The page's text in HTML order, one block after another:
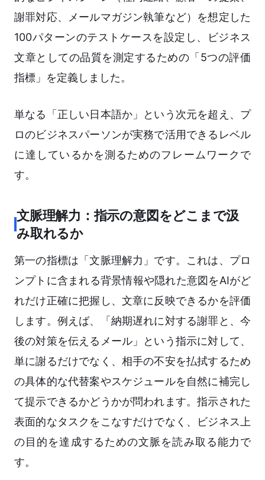
謝罪対応、メールマガジン執筆など）を想定した
100パターンのテストケースを設定し、ビジネス
文章としての品質を測定するための「5つの評価
指標」を定義しました。
単なる「正しい日本語か」という次元を超え、プ
ロのビジネスパーソンが実務で活用できるレベル
に達しているかを測るためのフレームワークで
す。
文脈理解力：指示の意図をどこまで汲
み取れるか
第一の指標は「文脈理解力」です。これは、プロ
ンプトに含まれる背景情報や隠れた意図をAIがど
れだけ正確に把握し、文章に反映できるかを評価
します。例えば、「納期遅れに対する謝罪と、今
後の対策を伝えるメール」という指示に対して、
単に謝るだけでなく、相手の不安を払拭するため
の具体的な代替案やスケジュールを自然に補完し
て提示できるかどうかが問われます。指示された
表面的なタスクをこなすだけでなく、ビジネス上
の目的を達成するための文脈を読み取る能力で
す。